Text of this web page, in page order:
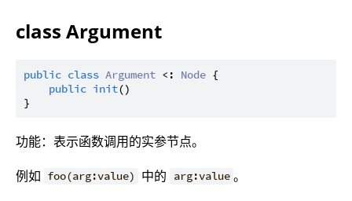
class Argument
public class Argument <: Node {
public init()
功能：表示函数调用的实参节点。
例如 foo(arg:value) 中的 arg:value 。